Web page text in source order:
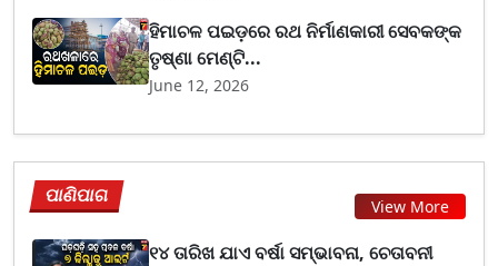
ହିମାଚଳ ପଇଡ଼ରେ ରଥ ନିର୍ମାଣକାରୀ ସେବକଙ୍କ
ତୃଷ୍ଣା ମେଣ୍ଟି...
June 12, 2026
ପାଣିପାଗ View More
୧୪ ତାରିଖ ଯାଏ ବର୍ଷା ସମ୍ଭାବନା, ଚେତାବନୀ